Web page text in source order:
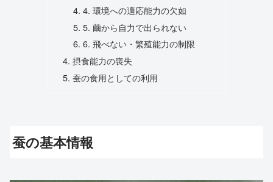
4. 環境への適応能力の欠如
5. 繭から自力で出られない
6. 飛べない・繁殖能力の制限
摂食能力の喪失
蚕の食用としての利用
蚕の基本情報